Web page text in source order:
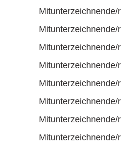
Mitunterzeichnende/r
Mitunterzeichnende/r
Mitunterzeichnende/r
Mitunterzeichnende/r
Mitunterzeichnende/r
Mitunterzeichnende/r
Mitunterzeichnende/r
Mitunterzeichnende/r